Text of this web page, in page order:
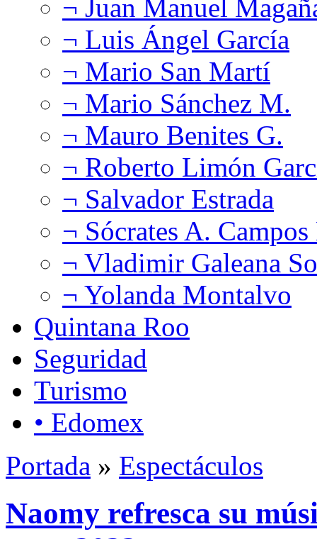
¬ Juan Manuel
¬ Luis Ángel García
¬ Mario San Martí
¬ Mario Sánchez M.
¬ Mauro Benites G.
¬ Roberto Limón
¬ Salvador Estrada
¬ Sócrates A.
¬ Vladimir Galeana
¬ Yolanda Montalvo
Quintana Roo
Seguridad
Turismo
• Edomex
Portada » Espectáculos
Naomy refresca su